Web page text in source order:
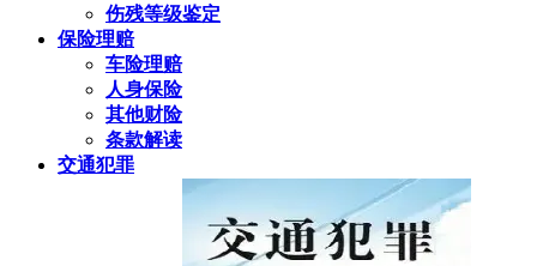
伤残等级鉴定
保险理赔
车险理赔
人身保险
其他财险
条款解读
交通犯罪